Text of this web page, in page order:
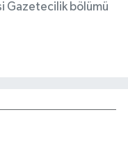
Gazetecilik bölümü